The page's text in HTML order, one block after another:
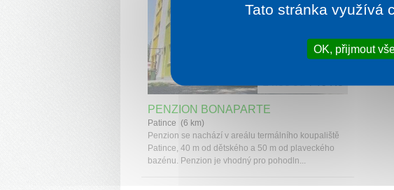
PENZION BONAPARTE
Patince (6 km)
Penzion se nachází v areálu termálního koupaliště
Patince, 40 m od dětského a 50 m od plaveckého
bazénu. Penzion je vhodný pro pohodln...
Tato stránka využívá
OK, přijmout